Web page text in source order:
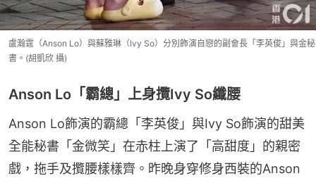
盧瀚霆（Anson Lo）與蘇雅琳（Ivy So）分別飾演自戀的副會長「李英俊」與金秘
書。(胡凱欣 攝)
Anson Lo「霸總」上身攬Ivy So纖腰
Anson Lo飾演的霸總「李英俊」與Ivy So飾演的甜美
全能秘書「金微笑」在赤柱上演了「高甜度」的親密
戲，拖手及攬腰樣樣齊。昨晚身穿修身西裝的Anson